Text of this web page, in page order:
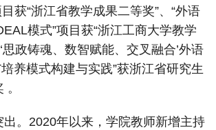
获“浙江省教学成果二等奖”、“外语
模式”项目获“浙江工商大学教学
思政铸魂、数智赋能、交叉融合’外语
养模式构建与实践”获浙江省研究生
出。2020年以来，学院教师新增主持